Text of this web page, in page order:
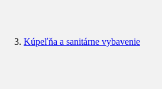
Kúpeľňa a sanitárne vybavenie